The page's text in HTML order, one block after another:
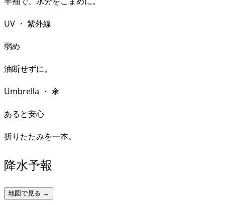
UV ・ 紫外線
弱め
油断せずに。
Umbrella ・ 傘
あると安心
折りたたみを一本。
降水予報
地図で見る →